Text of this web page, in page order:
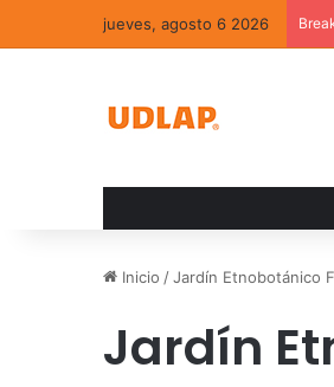
jueves, agosto 6 2026
Inicio /Jardín Etnobotánico
Jardín